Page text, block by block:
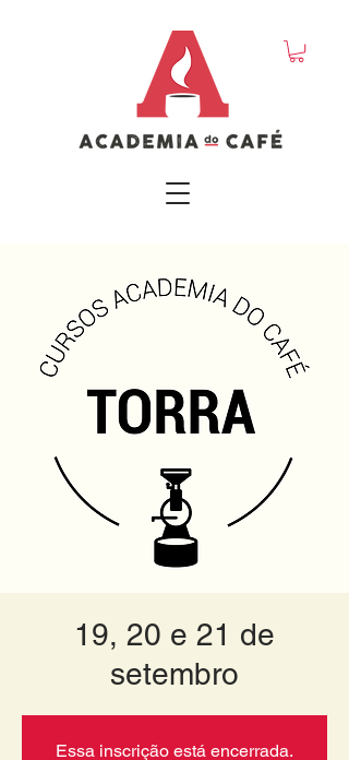
19, 20 e 21 de
setembro
Essa inscrição está encerrada.